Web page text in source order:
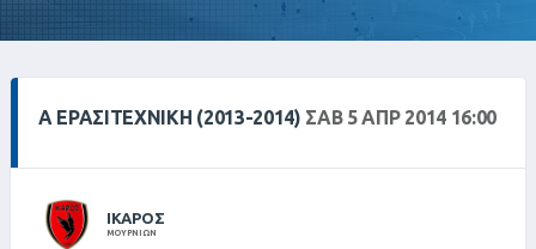
Α ΕΡΑΣΙΤΕΧΝΙΚΗ (2013-2014) ΣΑΒ 5 ΑΠΡ 2014 16:00
ΙΚΑΡΟΣ
ΜΟΥΡΝΙΩΝ